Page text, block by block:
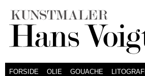
FORSIDE OLIE GOUACHE LITOGRAFI